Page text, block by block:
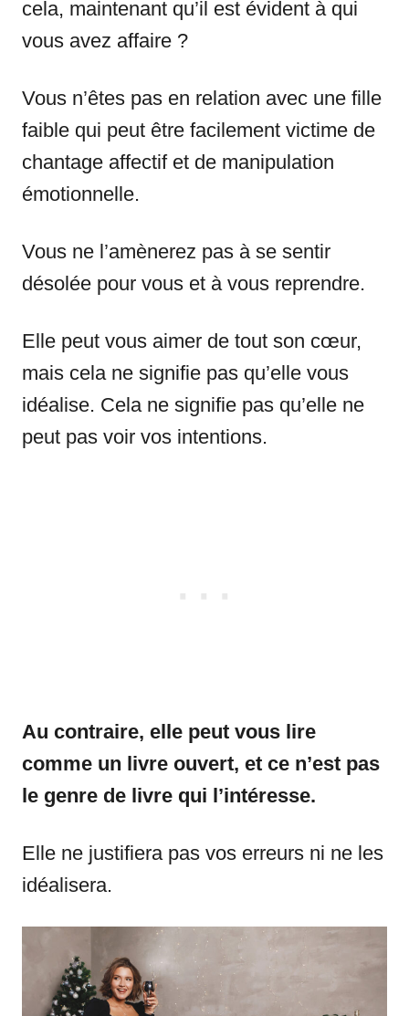
cela, maintenant qu’il est évident à qui
vous avez affaire ?
Vous n’êtes pas en relation avec une fille
faible qui peut être facilement victime de
chantage affectif et de manipulation
émotionnelle.
Vous ne l’amènerez pas à se sentir
désolée pour vous et à vous reprendre.
Elle peut vous aimer de tout son cœur,
mais cela ne signifie pas qu’elle vous
idéalise. Cela ne signifie pas qu’elle ne
peut pas voir vos intentions.
Au contraire, elle peut vous lire
comme un livre ouvert, et ce n’est pas
le genre de livre qui l’intéresse.
Elle ne justifiera pas vos erreurs ni ne les
idéalisera.